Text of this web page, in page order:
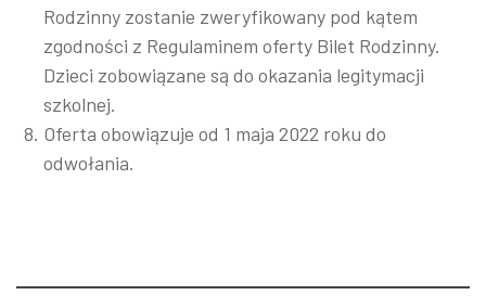
Rodzinny zostanie zweryfikowany pod kątem
zgodności z Regulaminem oferty Bilet Rodzinny.
Dzieci zobowiązane są do okazania legitymacji
szkolnej.
Oferta obowiązuje od 1 maja 2022 roku do
odwołania.